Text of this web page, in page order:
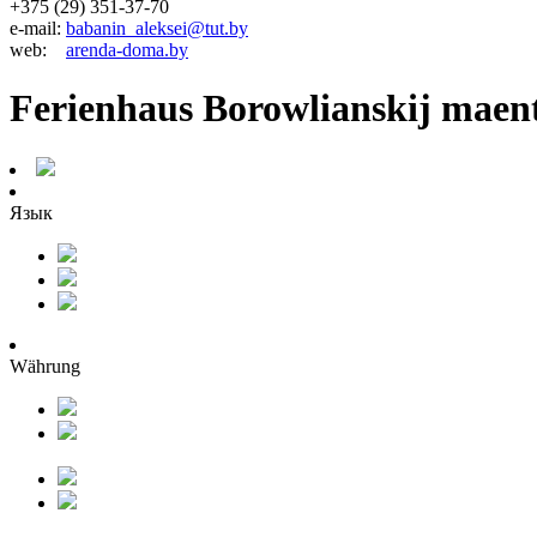
+375 (29) 351-37-70
e-mail: babanin_aleksei@tut.by
web: arenda-doma.by
Ferienhaus Borowlianskij
Язык
Währung